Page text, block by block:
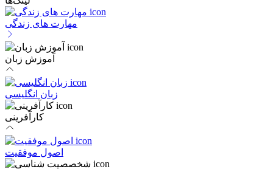
مهارت های زندگی
آموزش زبان
زبان انگلیسی
کارآفرینی
اصول موفقیت